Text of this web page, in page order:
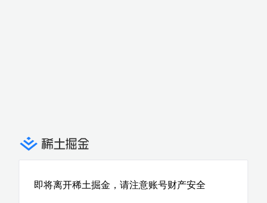
即将离开稀土掘金，请注意账号财产安全